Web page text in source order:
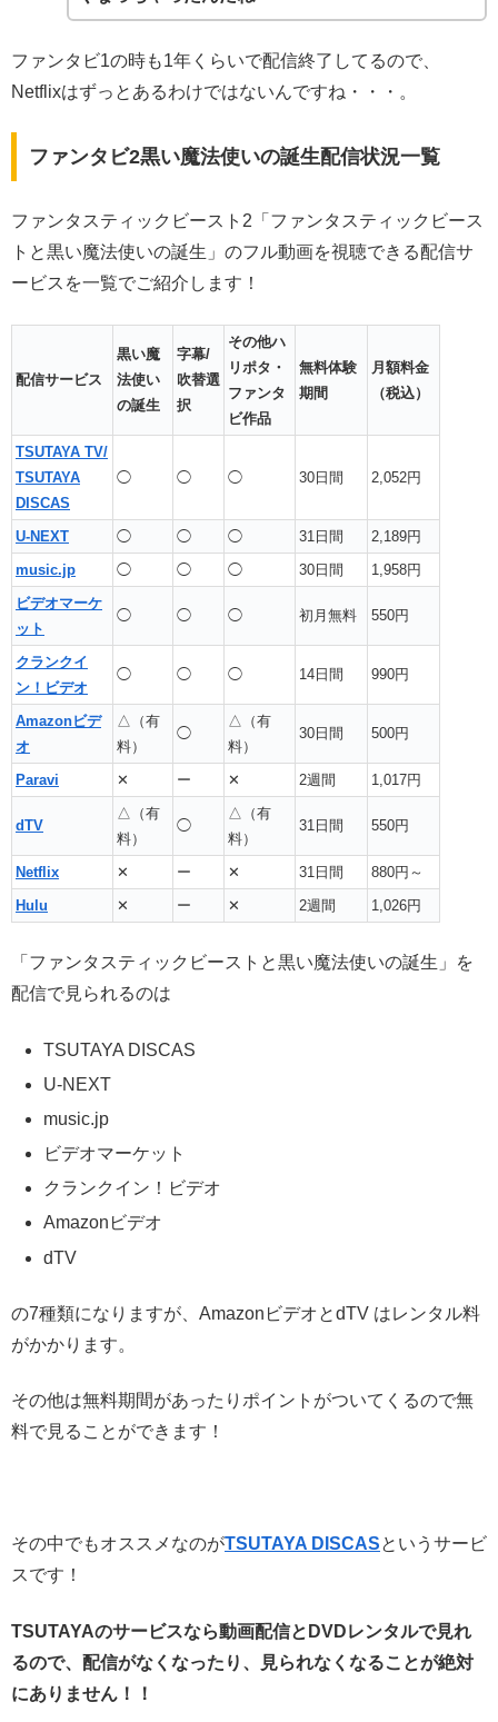
ファンタビ1の時も1年くらいで配信終了してるので、
Netflixはずっとあるわけではないんですね・・・。
ファンタビ2黒い魔法使いの誕生配信状況一覧
ファンタスティックビースト2「ファンタスティックビース
トと黒い魔法使いの誕生」のフル動画を視聴できる配信サ
ービスを一覧でご紹介します！
配信サービス
黒い魔
法使い
の誕生
字幕/
吹替選
択
その他ハ
リポタ・
ファンタ
ビ作品
無料体験
期間
月額料金
（税込）
TSUTAYA TV/
TSUTAYA
DISCAS
◯ ◯ ◯ 30日間 2,052円
U-NEXT ◯ ◯ ◯ 31日間
2,189円
music.jp
◯ ◯ ◯ 30日間
1,958円
ビデオマーケ
ット
◯ ◯ ◯ 初月無料 550円
クランクイ
ン！ビデオ
◯ ◯ ◯ 14日間 990円
Amazonビデ
オ
△（有
料）
◯
△（有
料）
30日間 500円
Paravi ✕ ー ✕ 2週間 1,017円
dTV
△（有
料）
◯
△（有
料）
31日間 550円
Netflix ✕ ー ✕ 31日間
880円～
Hulu
✕ ー ✕ 2週間 1,026円
「ファンタスティックビーストと黒い魔法使いの誕生」を
配信で見られるのは
TSUTAYA DISCAS
U-NEXT
music.jp
ビデオマーケット
クランクイン！ビデオ
Amazonビデオ
dTV
の7種類になりますが、AmazonビデオとdTV はレンタル料
がかかります。
その他は無料期間があったりポイントがついてくるので無
料で見ることができます！
その中でもオススメなのがTSUTAYA DISCASというサービ
スです！
TSUTAYAのサービスなら動画配信とDVDレンタルで見れ
るので、配信がなくなったり、見られなくなることが絶対
にありません！！